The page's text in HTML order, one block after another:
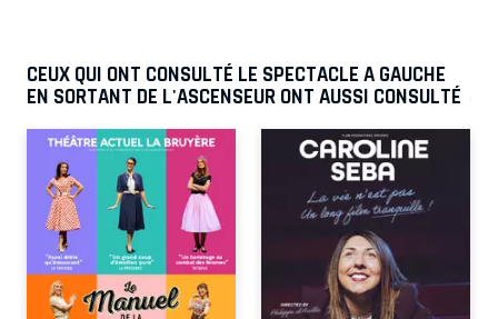
CEUX QUI ONT CONSULTÉ LE SPECTACLE A GAUCHE
EN SORTANT DE L'ASCENSEUR ONT AUSSI CONSULTÉ